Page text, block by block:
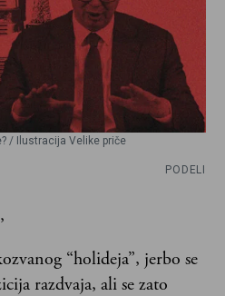
/ Ilustracija Velike priče
PODELI
“holideja”, jerbo se
razdvaja, ali se zato